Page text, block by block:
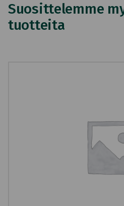
Suosittelemme
tuotteita